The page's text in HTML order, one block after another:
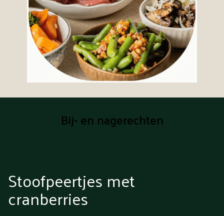
Bij- en nagerechten
Stoofpeertjes met
cranberries